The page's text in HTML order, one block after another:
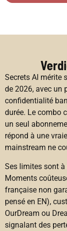
Secrets AI mérite
de 2026, avec un
confidentialité
durée. Le combo
un seul
répond à une
mainstream ne
Ses limites sont à
Moments
française non
pensé en EN),
OurDream ou
signalant des